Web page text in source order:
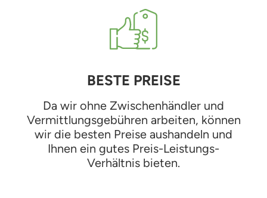
BESTE PREISE
Da wir ohne Zwischenhändler und
Vermittlungsgebühren arbeiten, können
wir die besten Preise aushandeln und
Ihnen ein gutes Preis-Leistungs-
Verhältnis bieten.